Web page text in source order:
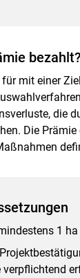
bezahlt?
mit einer
die
Die
1
verpflichtend